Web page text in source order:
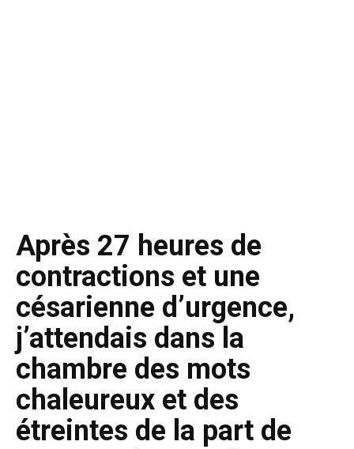
Après 27 heures de
contractions et une
césarienne d’urgence,
j’attendais dans la
chambre des mots
chaleureux et des
étreintes de la part de